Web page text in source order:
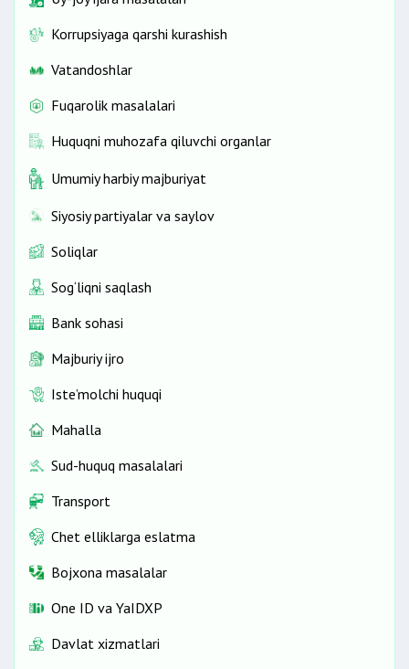
Korrupsiyaga qarshi kurashish
Vatandoshlar
Fuqarolik masalalari
Huquqni muhozafa qiluvchi organlar
Umumiy harbiy majburiyat
Siyosiy partiyalar va saylov
Soliqlar
Sog‘liqni saqlash
Bank sohasi
Majburiy ijro
Iste’molchi huquqi
Mahalla
Sud-huquq masalalari
Transport
Chet elliklarga eslatma
Bojxona masalalar
One ID vа YaIDXP
Davlat xizmatlari